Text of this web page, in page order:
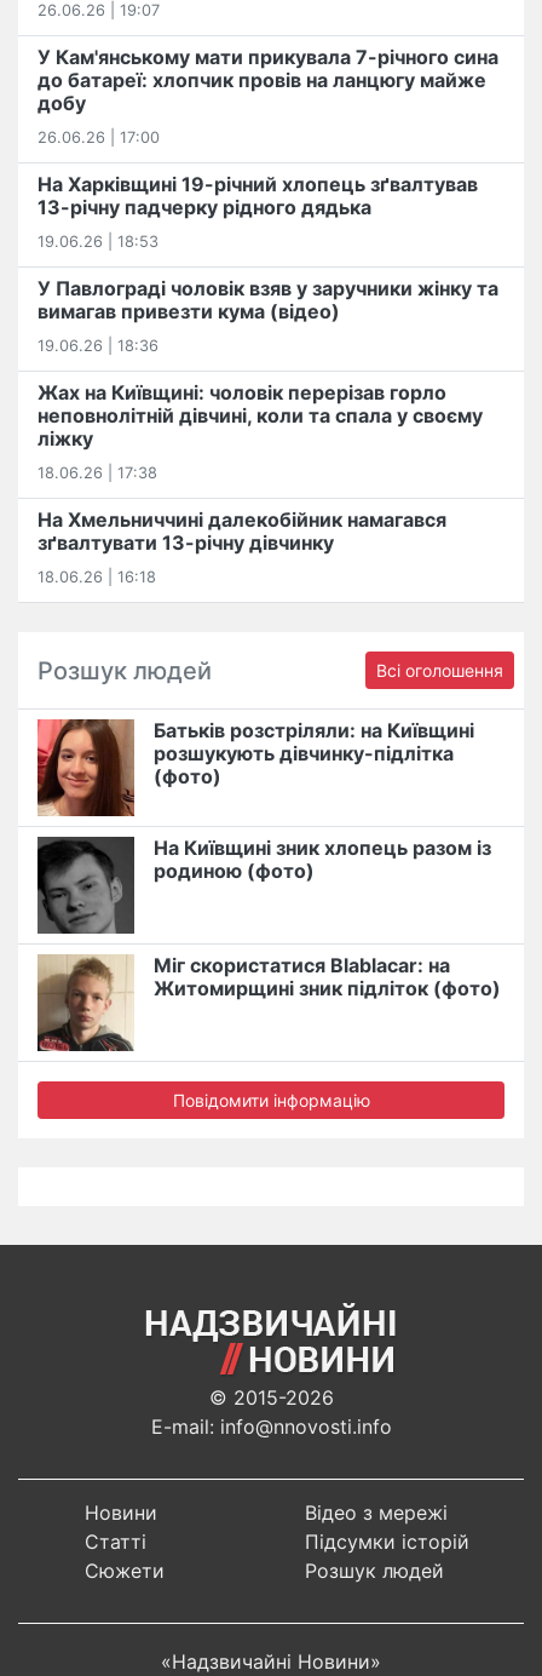
26.06.26 | 19:07
У Кам'янському мати прикувала 7-річного сина
до батареї: хлопчик провів на ланцюгу майже
добу
26.06.26 | 17:00
На Харківщині 19-річний хлопець​ ️зґвалтував
13-річну падчерку рідного дядька
19.06.26 | 18:53
У Павлограді чоловік взяв у заручники жінку та
вимагав привезти кума (відео)
19.06.26 | 18:36
Жах на Київщині: чоловік перерізав горло
неповнолітній дівчині, коли та спала у своєму
ліжку
18.06.26 | 17:38
На Хмельниччині далекобійник намагався
зґвалтувати 13-річну дівчинку
18.06.26 | 16:18
Розшук людей Всі оголошення
Батьків розстріляли: на Київщині
розшукують дівчинку-підлітка
(фото)
На Київщині зник хлопець разом із
родиною (фото)
Міг скористатися Blablacar: на
Житомирщині зник підліток (фото)
Повідомити інформацію
© 2015-2026
E-mail: info@nnovosti.info
Новини
Статті
Сюжети
Відео з мережі
Підсумки історій
Розшук людей
«Надзвичайні Новини»